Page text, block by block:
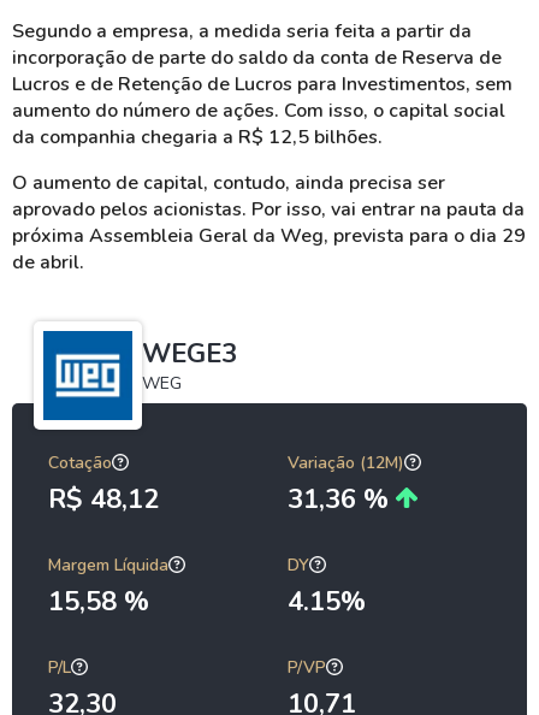
Segundo a empresa, a medida seria feita a partir da
incorporação de parte do saldo da conta de Reserva de
Lucros e de Retenção de Lucros para Investimentos, sem
aumento do número de ações. Com isso, o capital social
da companhia chegaria a R$ 12,5 bilhões.
O aumento de capital, contudo, ainda precisa ser
aprovado pelos acionistas. Por isso, vai entrar na pauta da
próxima Assembleia Geral da Weg, prevista para o dia 29
de abril.
WEGE3
WEG
Cotação
R$ 48,12
Variação (12M)
31,36 %
Margem Líquida
15,58 %
DY
4.15%
P/L
32,30
P/VP
10,71